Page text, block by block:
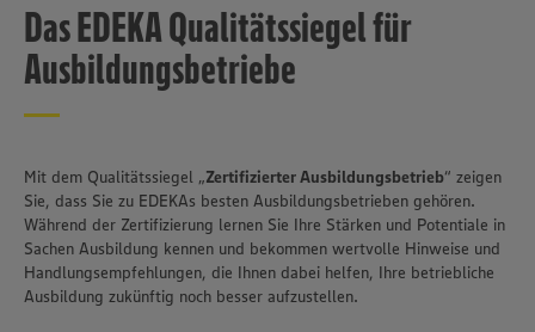
Das EDEKA Qualitätssiegel für
Ausbildungsbetriebe
Mit dem Qualitätssiegel „Zertifizierter Ausbildungsbetrieb“ zeigen
Sie, dass Sie zu EDEKAs besten Ausbildungsbetrieben gehören.
Während der Zertifizierung lernen Sie Ihre Stärken und Potentiale in
Sachen Ausbildung kennen und bekommen wertvolle Hinweise und
Handlungsempfehlungen, die Ihnen dabei helfen, Ihre betriebliche
Ausbildung zukünftig noch besser aufzustellen.